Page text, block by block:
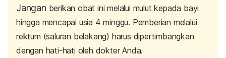
Jangan berikan obat ini melalui mulut kepada bayi
hingga mencapai usia 4 minggu. Pemberian melalui
rektum (saluran belakang) harus dipertimbangkan
dengan hati-hati oleh dokter Anda.